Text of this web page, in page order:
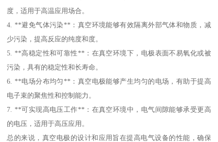
度，适用于高温应用场合。
4. **避免气体污染**：真空环境能够有效隔离外部气体和物质，减
少污染，提高反应的纯度和度。
5. **高稳定性和可靠性**：在真空环境下，电极表面不易氧化或被
污染，具有的稳定性和长寿命。
6. **电场分布均匀**：真空电极能够产生均匀的电场，有助于提高
电子束的聚焦性和控制能力。
7. **可实现高电压工作**：在真空环境中，电气间隙能够承受更高
的电压，适用于高压应用。
总的来说，真空电极的设计和应用旨在提高电气设备的性能，确保